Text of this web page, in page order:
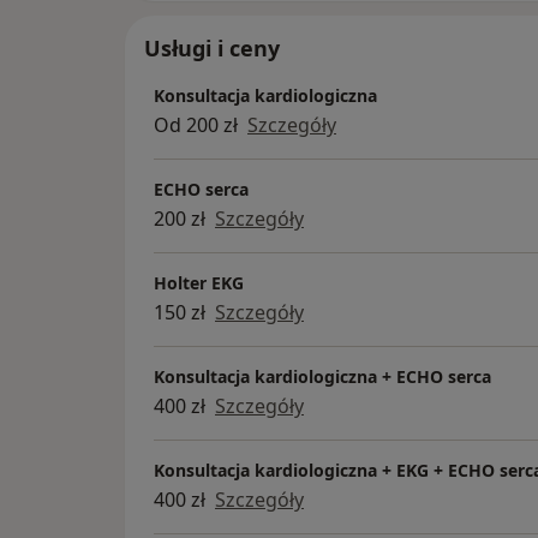
Usługi i ceny
Konsultacja kardiologiczna
Od 200 zł Szczegóły
ECHO serca
200 zł Szczegóły
Holter EKG
150 zł Szczegóły
Konsultacja kardiologiczna + ECHO serca
400 zł Szczegóły
Konsultacja kardiologiczna + EKG + ECHO
400 zł Szczegóły